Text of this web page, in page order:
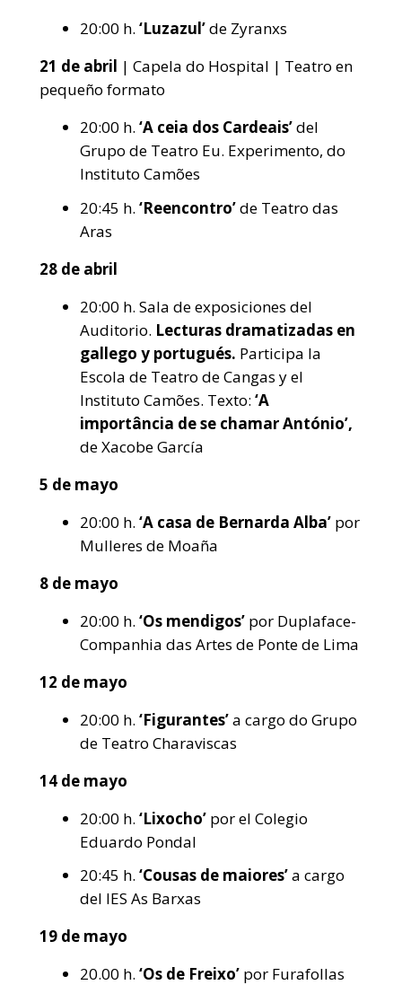
20:00 h. ‘Luzazul’de Zyranxs
21 de abril | Capela do Hospital | Teatro en
pequeño formato
20:00 h. ‘A ceia dos Cardeais’del
Grupo de Teatro Eu. Experimento, do
Instituto Camões
20:45 h. ‘Reencontro’de Teatro das
Aras
28 de abril
20:00 h. Sala de exposiciones del
Auditorio. Lecturas dramatizadas en
gallego y portugués. Participa la
Escola de Teatro de Cangas y el
Instituto Camões. Texto: ‘A
importância de se chamar António’,
de Xacobe García
5 de mayo
20:00 h. ‘A casa de Bernarda Alba’ por
Mulleres de Moaña
8 de mayo
20:00 h. ‘Os mendigos’ por Duplaface-
Companhia das Artes de Ponte de Lima
12 de mayo
20:00 h. ‘Figurantes’a cargo do Grupo
de Teatro Charaviscas
14 de mayo
20:00 h. ‘Lixocho’ por el Colegio
Eduardo Pondal
20:45 h. ‘Cousas de maiores’a cargo
del IES As Barxas
19 de mayo
20.00 h. ‘Os de Freixo’ por Furafollas